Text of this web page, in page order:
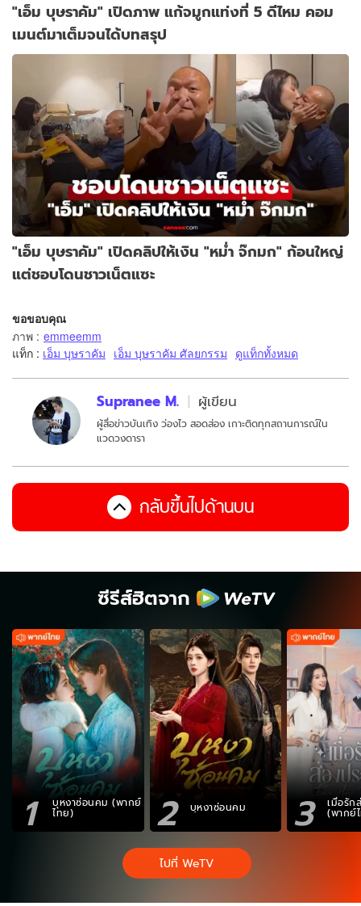
"เอ็ม บุษราคัม" เปิดภาพ แก้จมูกแท่งที่ 5 ดีไหม คอม
เมนต์มาเต็มจนได้บทสรุป
"เอ็ม บุษราคัม" เปิดคลิปให้เงิน "หม่ำ จ๊กมก" ก้อนใหญ่
แต่ชอบโดนชาวเน็ตแซะ
ขอขอบคุณ
ภาพ : emmeemm
แท็ก : เอ็ม บุษราคัม เอ็ม บุษราคัม ศัลยกรรม ดูแท็กทั้งหมด
Supranee M. ผู้เขียน
ผู้สื่อข่าวบันเทิง ว่องไว สอดส่อง เกาะติดทุกสถานการณ์ใน
แวดวงดารา
กลับขึ้นไปด้านบน
ซีรีส์ฮิตจาก
1 บุหงาซ่อนคม (พากย์
ไทย) 2 บุหงาซ่อนคม 3 เมื่อรัก
(พากย์
ไปที่ WeTV